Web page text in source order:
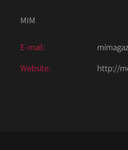
MIM
E-mail:
Website:
http://